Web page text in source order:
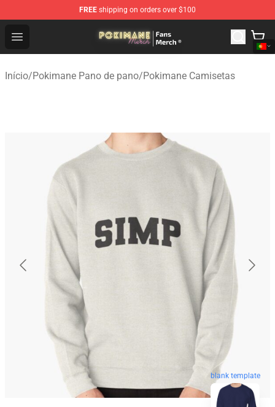
FREE shipping on orders over $100
Open menu
Pokimane Store - Official Pokimane Merchandise Shop
Início/Pokimane Pano de pano/Pokimane Camisetas
blank template